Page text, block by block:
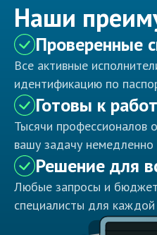
Наши
Проверенные
Все активные
идентификацию по
Готовы к
Тысячи профессионалов
вашу задачу немедленно
Решение для
Любые запросы и
специалисты для